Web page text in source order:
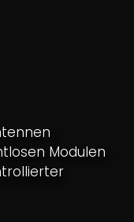
Modulen